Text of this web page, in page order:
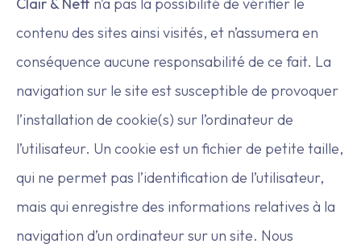
contenu des sites ainsi visités, et n’assumera en
conséquence aucune responsabilité de ce fait. La
navigation sur le site est susceptible de provoquer
l’installation de cookie(s) sur l’ordinateur de
l’utilisateur. Un cookie est un fichier de petite taille,
qui ne permet pas l’identification de l’utilisateur,
mais qui enregistre des informations relatives à la
navigation d’un ordinateur sur un site. Nous